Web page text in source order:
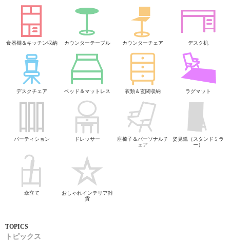
食器棚＆キッチン収納 カウンターテーブル カウンターチェア デスク机
デスクチェア ベッド＆マットレス 衣類＆玄関収納 ラグマット
パーティション ドレッサー
座椅子＆パーソナルチ
ェア
姿見鏡（スタンドミラ
ー）
傘立て
おしゃれインテリア雑
貨
トピックス